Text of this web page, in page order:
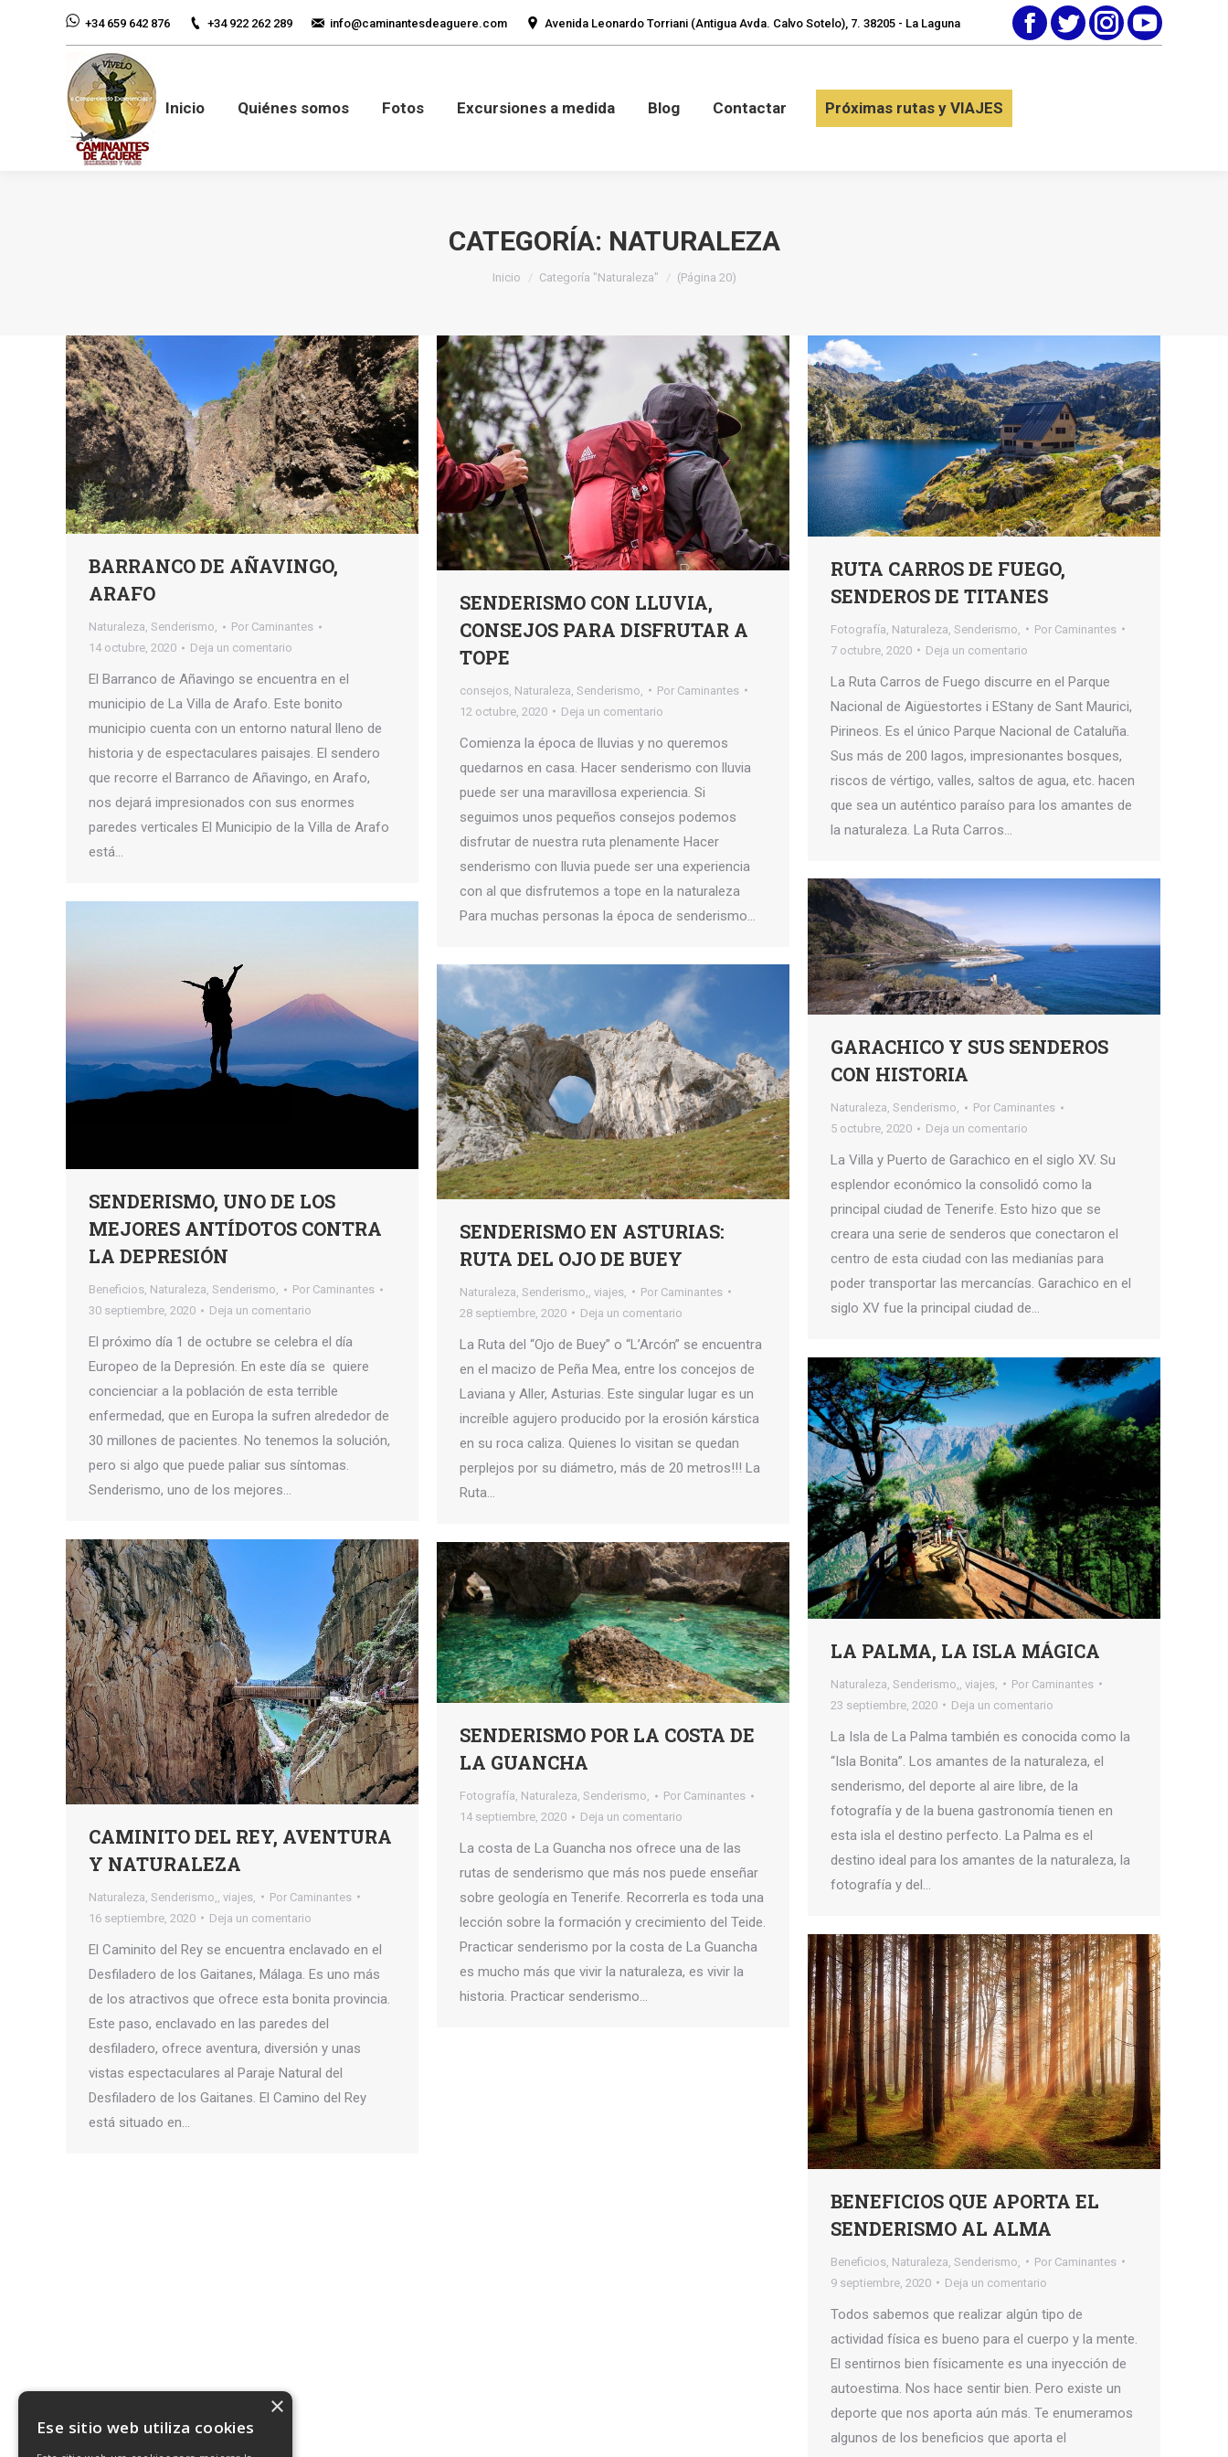
+34 659 642 876 +34 922 262 289 info@caminantesdeaguere.com Avenida Leonardo Torriani (Antigua Avda. Calvo Sotelo), 7. 38205 - La Laguna
FacebookTwitterInstagramYouTube
Inicio Quiénes somos Fotos Excursiones a medida Blog Contactar Próximas rutas y VIAJES
CATEGORÍA: NATURALEZA
Estás aquí:
Inicio Categoría "Naturaleza" (Página 20)
BARRANCO DE AÑAVINGO,
ARAFO
Naturaleza, Senderismo, Por Caminantes
14 octubre, 2020
Deja un comentario
El Barranco de Añavingo se encuentra en el
municipio de La Villa de Arafo. Este bonito
municipio cuenta con un entorno natural lleno de
historia y de espectaculares paisajes. El sendero
que recorre el Barranco de Añavingo, en Arafo,
nos dejará impresionados con sus enormes
paredes verticales El Municipio de la Villa de Arafo
está…
SENDERISMO CON LLUVIA,
CONSEJOS PARA DISFRUTAR A
TOPE
consejos Naturaleza Senderismo, Por Caminantes
12 octubre, 2020
Deja un comentario
Comienza la época de lluvias y no queremos
quedarnos en casa. Hacer senderismo con lluvia
puede ser una maravillosa experiencia. Si
seguimos unos pequeños consejos podemos
disfrutar de nuestra ruta plenamente Hacer
senderismo con lluvia puede ser una experiencia
con al que disfrutemos a tope en la naturaleza
Para muchas personas la época de senderismo…
RUTA CARROS DE FUEGO,
SENDEROS DE TITANES
Fotografía Naturaleza Senderismo, Por Caminantes
7 octubre, 2020
Deja un comentario
La Ruta Carros de Fuego discurre en el Parque
Nacional de Aigüestortes i EStany de Sant Maurici,
Pirineos. Es el único Parque Nacional de Cataluña.
Sus más de 200 lagos, impresionantes bosques,
riscos de vértigo, valles, saltos de agua, etc. hacen
que sea un auténtico paraíso para los amantes de
la naturaleza. La Ruta Carros…
GARACHICO Y SUS SENDEROS
CON HISTORIA
Naturaleza, Senderismo, Por Caminantes
5 octubre, 2020
Deja un comentario
La Villa y Puerto de Garachico en el siglo XV. Su
esplendor económico la consolidó como la
principal ciudad de Tenerife. Esto hizo que se
creara una serie de senderos que conectaron el
centro de esta ciudad con las medianías para
poder transportar las mercancías. Garachico en el
siglo XV fue la principal ciudad de…
SENDERISMO, UNO DE LOS
MEJORES ANTÍDOTOS CONTRA
LA DEPRESIÓN
Beneficios, Naturaleza, Senderismo, Por Caminantes
30 septiembre, 2020
Deja un comentario
El próximo día 1 de octubre se celebra el día
Europeo de la Depresión. En este día se quiere
concienciar a la población de esta terrible
enfermedad, que en Europa la sufren alrededor de
30 millones de pacientes. No tenemos la solución,
pero si algo que puede paliar sus síntomas.
Senderismo, uno de los mejores…
SENDERISMO EN ASTURIAS:
RUTA DEL OJO DE BUEY
Naturaleza Senderismo, viajes, Por Caminantes
28 septiembre, 2020
Deja un comentario
La Ruta del “Ojo de Buey” o “L’Arcón” se encuentra
en el macizo de Peña Mea, entre los concejos de
Laviana y Aller, Asturias. Este singular lugar es un
increíble agujero producido por la erosión kárstica
en su roca caliza. Quienes lo visitan se quedan
perplejos por su diámetro, más de 20 metros!!! La
Ruta…
LA PALMA, LA ISLA MÁGICA
Naturaleza Senderismo, viajes, Por Caminantes
23 septiembre, 2020
Deja un comentario
La Isla de La Palma también es conocida como la
“Isla Bonita”. Los amantes de la naturaleza, el
senderismo, del deporte al aire libre, de la
fotografía y de la buena gastronomía tienen en
esta isla el destino perfecto. La Palma es el
destino ideal para los amantes de la naturaleza, la
fotografía y del…
CAMINITO DEL REY, AVENTURA
Y NATURALEZA
Naturaleza Senderismo, viajes, Por Caminantes
16 septiembre, 2020
Deja un comentario
El Caminito del Rey se encuentra enclavado en el
Desfiladero de los Gaitanes, Málaga. Es uno más
de los atractivos que ofrece esta bonita provincia.
Este paso, enclavado en las paredes del
desfiladero, ofrece aventura, diversión y unas
vistas espectaculares al Paraje Natural del
Desfiladero de los Gaitanes. El Camino del Rey
está situado en…
SENDERISMO POR LA COSTA DE
LA GUANCHA
Fotografía, Naturaleza, Senderismo, Por Caminantes
14 septiembre, 2020
Deja un comentario
La costa de La Guancha nos ofrece una de las
rutas de senderismo que más nos puede enseñar
sobre geología en Tenerife. Recorrerla es toda una
lección sobre la formación y crecimiento del Teide.
Practicar senderismo por la costa de La Guancha
es mucho más que vivir la naturaleza, es vivir la
historia. Practicar senderismo…
BENEFICIOS QUE APORTA EL
SENDERISMO AL ALMA
Beneficios Naturaleza Senderismo, Por Caminantes
9 septiembre, 2020
Deja un comentario
Todos sabemos que realizar algún tipo de
actividad física es bueno para el cuerpo y la mente.
El sentirnos bien físicamente es una inyección de
autoestima. Nos hace sentir bien. Pero existe un
deporte que nos aporta aún más. Te enumeramos
algunos de los beneficios que aporta el
Ese sitio web utiliza cookies
×